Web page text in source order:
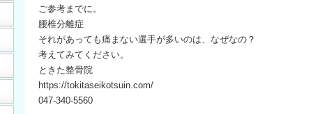
ご参考までに。
腰椎分離症
それがあっても痛まない選手が多いのは、なぜなの？
考えてみてください。
ときた整骨院
https://tokitaseikotsuin.com/
047-340-5560